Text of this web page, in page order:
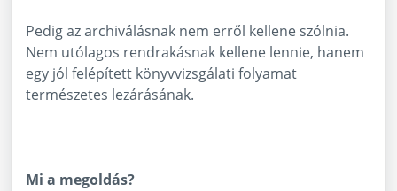
Pedig az archiválásnak nem erről kellene szólnia.
Nem utólagos rendrakásnak kellene lennie, hanem
egy jól felépített könyvvizsgálati folyamat
természetes lezárásának.
Mi a megoldás?